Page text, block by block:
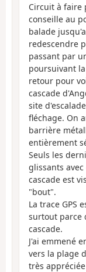
Circuit à faire
conseille au
balade
redescendre
passant par
poursuivant
retour pour
cascade
site
fléchage. On
barrière
entièrement
Seuls les
glissants
cascade est
"bout".
La trace GPS
surtout parce
cascade.
J'ai emmené
vers la plage
très